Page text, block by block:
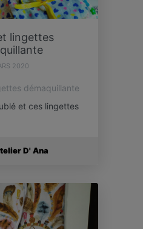
lingettes
2020
démaquillante
et ces lingettes
D' Ana